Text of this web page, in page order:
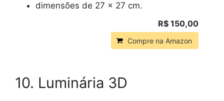
dimensões de 27 x 27 cm.
R$ 150,00
Compre na Amazon
10. Luminária 3D